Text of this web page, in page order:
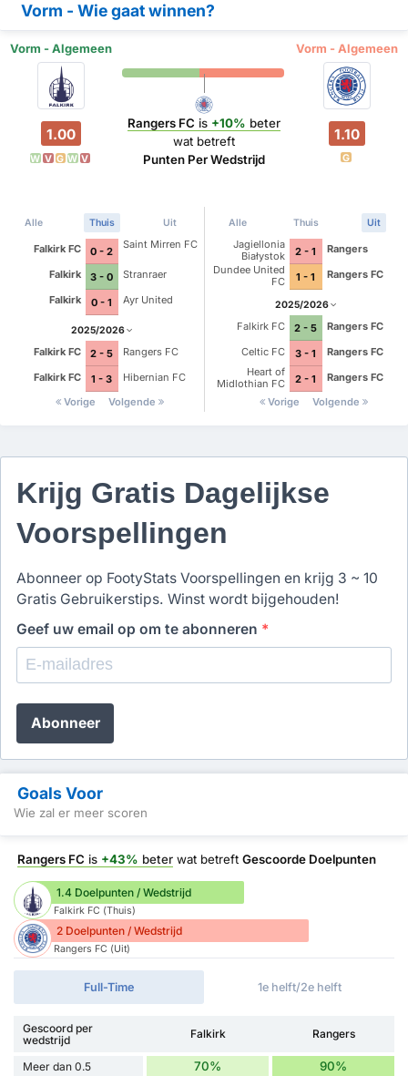
Vorm - Wie gaat winnen?
Vorm - Algemeen Vorm - Algemeen
1.00
W V G W V
Rangers FC is +10% beter
wat betreft
Punten Per Wedstrijd
1.10
G
Alle Thuis Uit
Falkirk FC 0 - 2
Saint Mirren FC
Falkirk 3 - 0
Stranraer
Falkirk
0 - 1 Ayr United
2025/2026
Falkirk FC 2 - 5
Rangers FC
Falkirk FC
1 - 3
Hibernian FC
Vorige
Volgende
Alle Thuis Uit
Jagiellonia
Białystok
2 - 1
Rangers
Dundee United
FC
1 - 1 Rangers FC
2025/2026
Falkirk FC 2 - 5
Rangers FC
Celtic FC
3 - 1
Rangers FC
Heart of
Midlothian FC
2 - 1
Rangers FC
Vorige
Volgende
Krijg Gratis Dagelijkse
Voorspellingen
Abonneer op FootyStats Voorspellingen en krijg 3 ~ 10
Gratis Gebruikerstips. Winst wordt bijgehouden!
Geef uw email op om te abonneren *
Abonneer
Goals Voor
Wie zal er meer scoren
Rangers FC is +43% beter wat betreft Gescoorde Doelpunten
1.4 Doelpunten / Wedstrijd
Falkirk FC (Thuis)
2 Doelpunten / Wedstrijd
Rangers FC (Uit)
Full-Time 1e helft/2e helft
Gescoord per
wedstrijd
Falkirk Rangers
Meer dan 0.5 70% 90%